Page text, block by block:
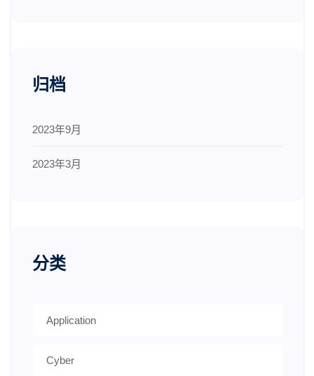
归档
2023年9月
2023年3月
分类
Application
Cyber